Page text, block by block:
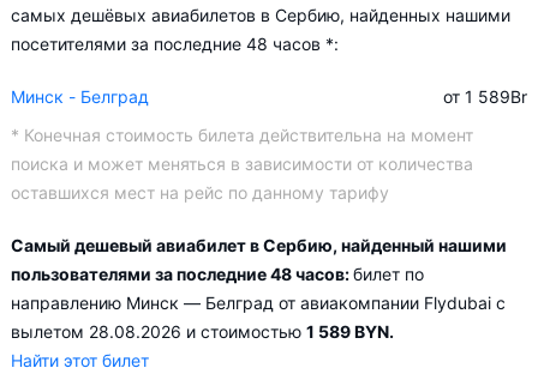
самых дешёвых авиабилетов в Сербию, найденных нашими
посетителями за последние 48 часов *:
Минск - Белград от 1 589Br
* Конечная стоимость билета действительна на момент
поиска и может меняться в зависимости от количества
оставшихся мест на рейс по данному тарифу
Самый дешевый авиабилет в Сербию, найденный нашими
пользователями за последние 48 часов:билет по
направлению Минск — Белград от авиакомпании Flydubai с
вылетом 28.08.2026 и стоимостью 1 589 BYN.
Найти этот билет